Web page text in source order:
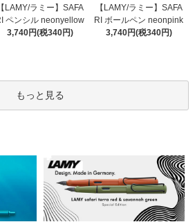
【LAMY/ラミー】SAFA
ペンシル neonyellow
3,740円(税340円)
【LAMY/ラミー】SAFA
RI ボールペン neonpink
3,740円(税340円)
もっと見る